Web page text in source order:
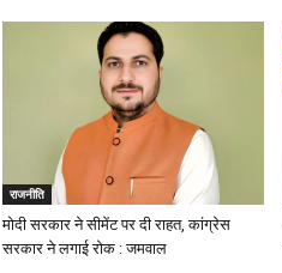
राजनीति
मोदी सरकार ने सीमेंट पर दी राहत, कांग्रेस
सरकार ने लगाई रोक : जमवाल